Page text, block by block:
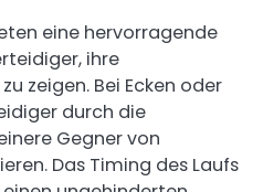
eine hervorragende
ihre
zeigen. Bei Ecken oder
durch die
Gegner von
Das Timing des Laufs